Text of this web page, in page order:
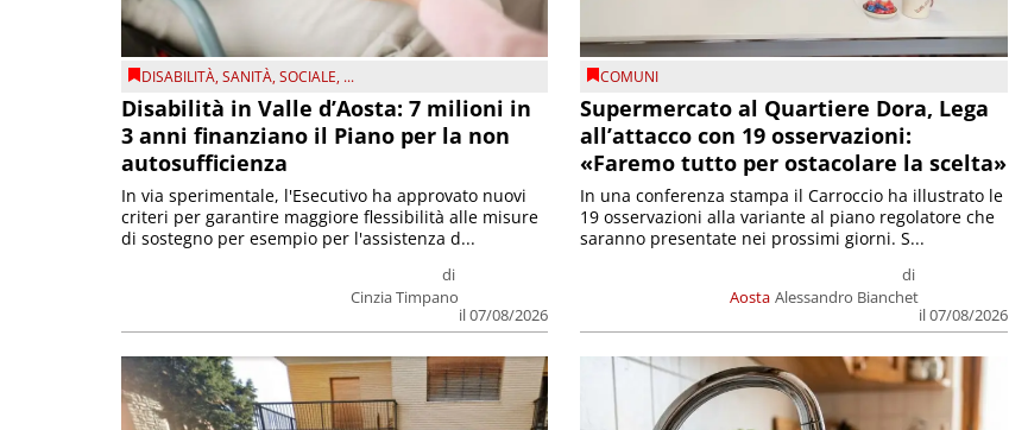
DISABILITÀ,SANITÀ,SOCIALE, ...
Disabilità in Valle d’Aosta: 7 milioni in
3 anni finanziano il Piano per la non
autosufficienza
di
Cinzia Timpano
il 07/08/2026
In via sperimentale, l'Esecutivo ha approvato nuovi
criteri per garantire maggiore flessibilità alle misure
di sostegno per esempio per l'assistenza d...
COMUNI
Supermercato al Quartiere Dora, Lega
all’attacco con 19 osservazioni:
«Faremo tutto per ostacolare la scelta»
Aosta
di
Alessandro Bianchet
il 07/08/2026
In una conferenza stampa il Carroccio ha illustrato le
19 osservazioni alla variante al piano regolatore che
saranno presentate nei prossimi giorni. S...